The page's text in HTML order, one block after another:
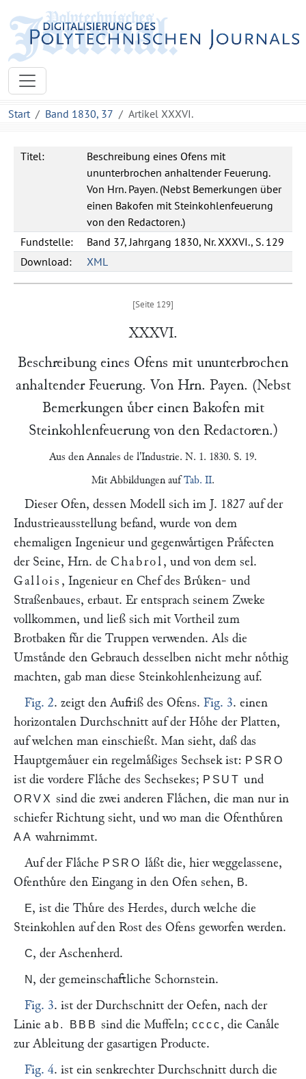
Start Band 1830, 37 Artikel XXXVI.
Titel:
Beschreibung eines Ofens mit
ununterbrochen anhaltender Feuerung.
Von Hrn. Payen. (Nebst Bemerkungen über
einen Bakofen mit Steinkohlenfeuerung
von den Redactoren.)
Fundstelle:
Band 37, Jahrgang 1830, Nr. XXXVI., S. 129
Download:
XML
XXXVI.
Beschreibung eines Ofens mit ununterbrochen
anhaltender Feuerung. Von Hrn. Payen. (Nebst
Bemerkungen uͤber einen Bakofen mit
Steinkohlenfeuerung von den Redactoren.)
Aus den Annales de l'Industrie. N. 1. 1830. S. 19.
Mit Abbildungen aufTab. II.
Dieser Ofen, dessen Modell sich im J. 1827 auf der
Industrieausstellung befand, wurde von dem
ehemaligen Ingenieur und gegenwaͤrtigen Praͤfecten
der Seine, Hrn. de Chabrol , und von dem sel.
Gallois , Ingenieur en Chef des Bruͤken- und
Straßenbaues, erbaut. Er entsprach seinem Zweke
vollkommen, und ließ sich mit Vortheil zum
Brotbaken fuͤr die Truppen verwenden. Als die
Umstaͤnde den Gebrauch desselben nicht mehr noͤthig
machten, gab man diese Steinkohlenheizung auf.
Fig. 2. zeigt den Aufriß des Ofens. Fig. 3. einen
horizontalen Durchschnitt auf der Hoͤhe der Platten,
auf welchen man einschießt. Man sieht, daß das
Hauptgemaͤuer ein regelmaͤßiges Sechsek ist: PSRO
ist die vordere Flaͤche des Sechsekes; PSUT und
ORVX sind die zwei anderen Flaͤchen, die man nur in
schiefer Richtung sieht, und wo man die Ofenthuͤren
AA wahrnimmt.
Auf der Flaͤche PSRO laͤßt die, hier weggelassene,
Ofenthuͤre den Eingang in den Ofen sehen, B.
E, ist die Thuͤre des Herdes, durch welche die
Steinkohlen auf den Rost des Ofens geworfen werden.
C, der Aschenherd.
N , der gemeinschaftliche Schornstein.
Fig. 3. ist der Durchschnitt der Oefen, nach der
Linie ab. BBB sind die Muffeln; cccc, die Canaͤle
zur Ableitung der gasartigen Producte.
Fig. 4. ist ein senkrechter Durchschnitt durch die